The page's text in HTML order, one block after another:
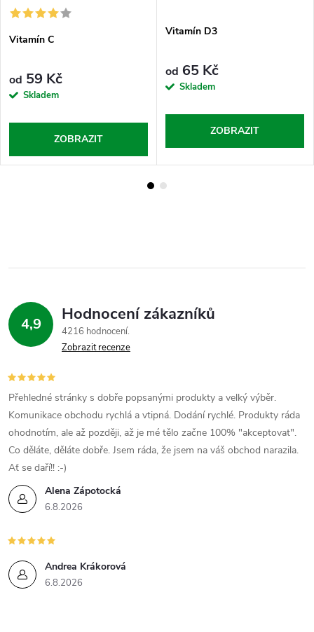
Vitamín C
od 59 Kč
Skladem
ZOBRAZIT
Vitamín D3
od 65 Kč
Skladem
ZOBRAZIT
4,9 Hodnocení zákazníků
4216 hodnocení
Zobrazit recenze
Alena Zápotocká
6.8.2026
Přehledné stránky s dobře popsanými produkty a velký výběr.
Komunikace obchodu rychlá a vtipná. Dodání rychlé. Produkty ráda
ohodnotím, ale až později, až je mé tělo začne 100% "akceptovat".
Co děláte, děláte dobře. Jsem ráda, že jsem na váš obchod narazila.
Ať se daří!! :-)
Andrea Krákorová
6.8.2026